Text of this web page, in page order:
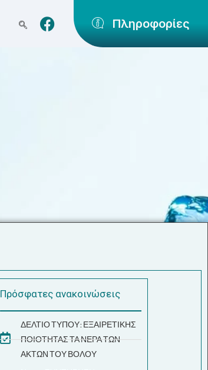
Πληροφορίες
Πρόσφατες ανακοινώσεις
ΔΕΛΤΙΟ ΤΥΠΟΥ: ΕΞΑΙΡΕΤΙΚΗΣ
ΠΟΙΟΤΗΤΑΣ ΤΑ ΝΕΡΑ ΤΩΝ
ΑΚΤΩΝ ΤΟΥ ΒΟΛΟΥ